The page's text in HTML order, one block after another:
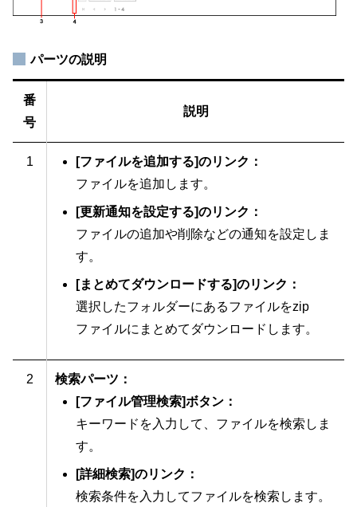
パーツの説明
番
号
説明
1
[ファイルを追加する]のリンク：
ファイルを追加します。
[更新通知を設定する]のリンク：
ファイルの追加や削除などの通知を設定しま
す。
[まとめてダウンロードする]のリンク：
選択したフォルダーにあるファイルをzip
ファイルにまとめてダウンロードします。
2
検索パーツ：
[ファイル管理検索]ボタン：
キーワードを入力して、ファイルを検索しま
す。
[詳細検索]のリンク：
検索条件を入力してファイルを検索します。